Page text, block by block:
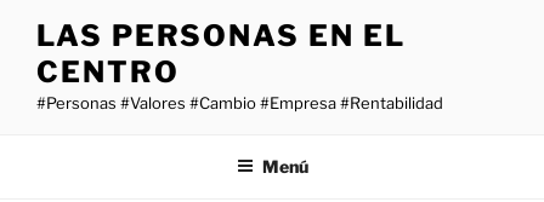
contenido
LAS PERSONAS EN EL
CENTRO
#Personas #Valores #Cambio #Empresa #Rentabilidad
Menú